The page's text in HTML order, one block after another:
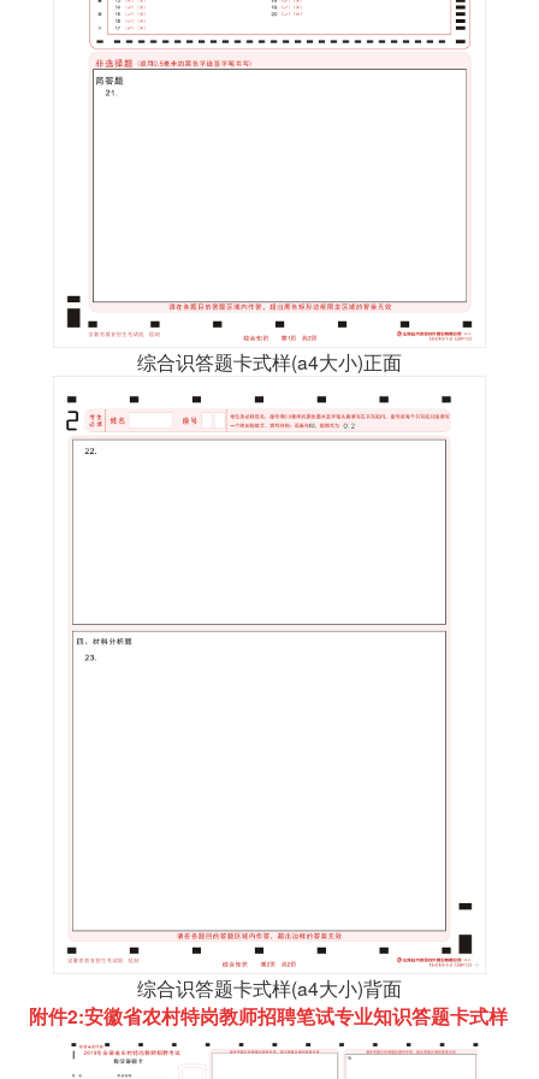
综合识答题卡式样(a4大小)正面
综合识答题卡式样(a4大小)背面
附件2:安徽省农村特岗教师招聘笔试专业知识答题卡式样